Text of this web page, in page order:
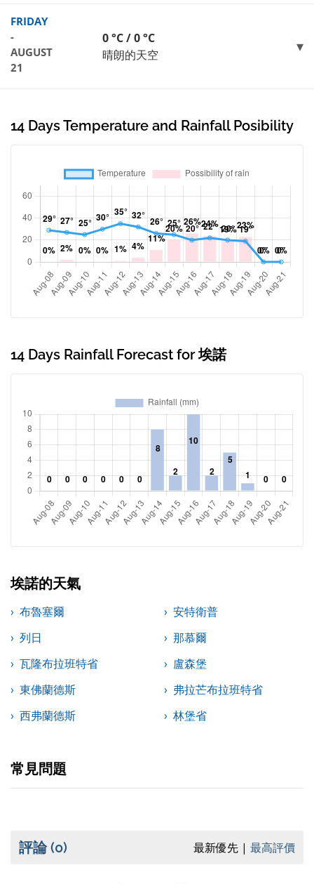
FRIDAY
-
AUGUST
21
0 °C / 0 °C
晴朗的天空
14 Days Temperature and Rainfall Posibility
14 Days Rainfall Forecast for 埃諾
埃諾的天氣
布魯塞爾
安特衛普
列日
那慕爾
瓦隆布拉班特省
盧森堡
東佛蘭德斯
弗拉芒布拉班特省
西弗蘭德斯
林堡省
常見問題
評論(0) 最新優先 最高評價